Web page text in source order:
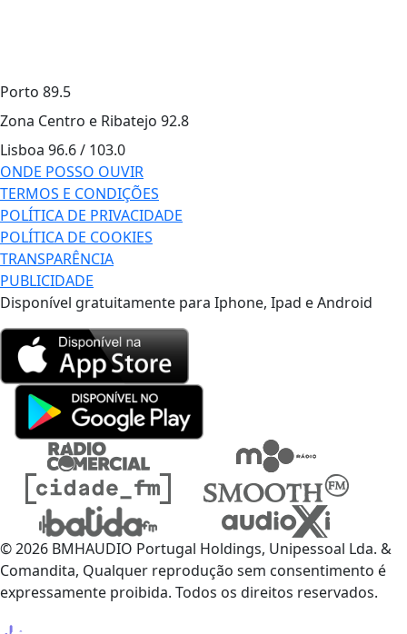
Porto 89.5
Zona Centro e Ribatejo 92.8
Lisboa 96.6 / 103.0
ONDE POSSO OUVIR
TERMOS E CONDIÇÕES
POLÍTICA DE PRIVACIDADE
POLÍTICA DE COOKIES
TRANSPARÊNCIA
PUBLICIDADE
Disponível gratuitamente para Iphone, Ipad e Android
© 2026 BMHAUDIO Portugal Holdings, Unipessoal Lda. &
Comandita, Qualquer reprodução sem consentimento é
expressamente proibida. Todos os direitos reservados.